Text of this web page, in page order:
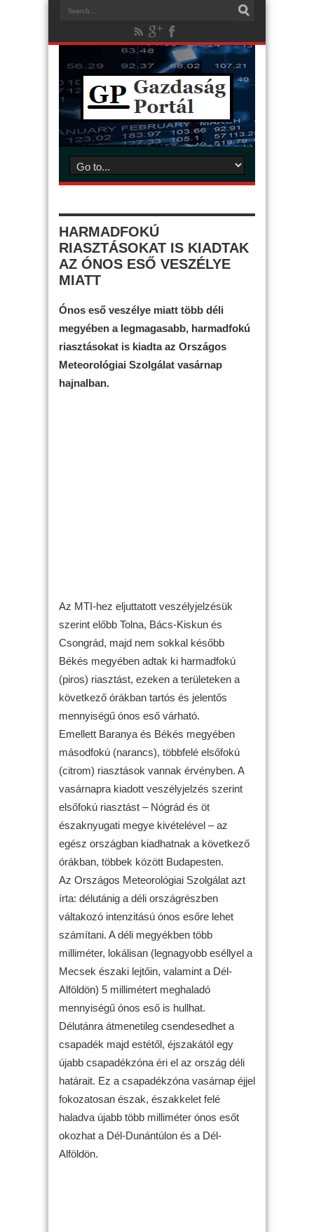
HARMADFOKÚ
RIASZTÁSOKAT IS KIADTAK
AZ ÓNOS ESŐ VESZÉLYE
MIATT
Ónos eső veszélye miatt több déli
megyében a legmagasabb, harmadfokú
riasztásokat is kiadta az Országos
Meteorológiai Szolgálat vasárnap
hajnalban.
Az MTI-hez eljuttatott veszélyjelzésük
szerint előbb Tolna, Bács-Kiskun és
Csongrád, majd nem sokkal később
Békés megyében adtak ki harmadfokú
(piros) riasztást, ezeken a területeken a
következő órákban tartós és jelentős
mennyiségű ónos eső várható.
Emellett Baranya és Békés megyében
másodfokú (narancs), többfelé elsőfokú
(citrom) riasztások vannak érvényben. A
vasárnapra kiadott veszélyjelzés szerint
elsőfokú riasztást – Nógrád és öt
északnyugati megye kivételével – az
egész országban kiadhatnak a következő
órákban, többek között Budapesten.
Az Országos Meteorológiai Szolgálat azt
írta: délutánig a déli országrészben
váltakozó intenzitású ónos esőre lehet
számítani. A déli megyékben több
milliméter, lokálisan (legnagyobb eséllyel a
Mecsek északi lejtőin, valamint a Dél-
Alföldön) 5 millimétert meghaladó
mennyiségű ónos eső is hullhat.
Délutánra átmenetileg csendesedhet a
csapadék majd estétől, éjszakától egy
újabb csapadékzóna éri el az ország déli
határait. Ez a csapadékzóna vasárnap éjjel
fokozatosan észak, északkelet felé
haladva újabb több milliméter ónos esőt
okozhat a Dél-Dunántúlon és a Dél-
Alföldön.